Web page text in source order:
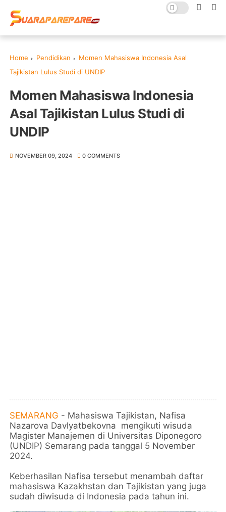
Home Pendidikan
Momen Mahasiswa Indonesia Asal
Tajikistan Lulus Studi di UNDIP
Momen Mahasiswa Indonesia
Asal Tajikistan Lulus Studi di
UNDIP
NOVEMBER 09, 2024 0 COMMENTS
SEMARANG - Mahasiswa Tajikistan, Nafisa
Nazarova Davlyatbekovna mengikuti wisuda
Magister Manajemen di Universitas Diponegoro
(UNDIP) Semarang pada tanggal 5 November
2024.
Keberhasilan Nafisa tersebut menambah daftar
mahasiswa Kazakhstan dan Tajikistan yang juga
sudah diwisuda di Indonesia pada tahun ini.